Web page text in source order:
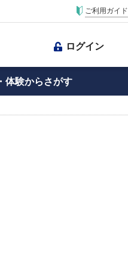
ご利用ガイド
ログイン
体験からさがす